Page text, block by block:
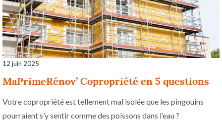
12 juin 2025
MaPrimeRénov’ Copropriété en 5 questions
Votre copropriété est tellement mal isolée que les pingouins
pourraient s’y sentir comme des poissons dans l’eau ?